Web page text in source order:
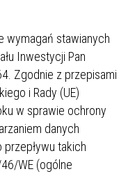
wymagań stawianych
Inwestycji Pan
Zgodnie z przepisami
i Rady (UE)
w sprawie ochrony
danych
takich
WE (ogólne